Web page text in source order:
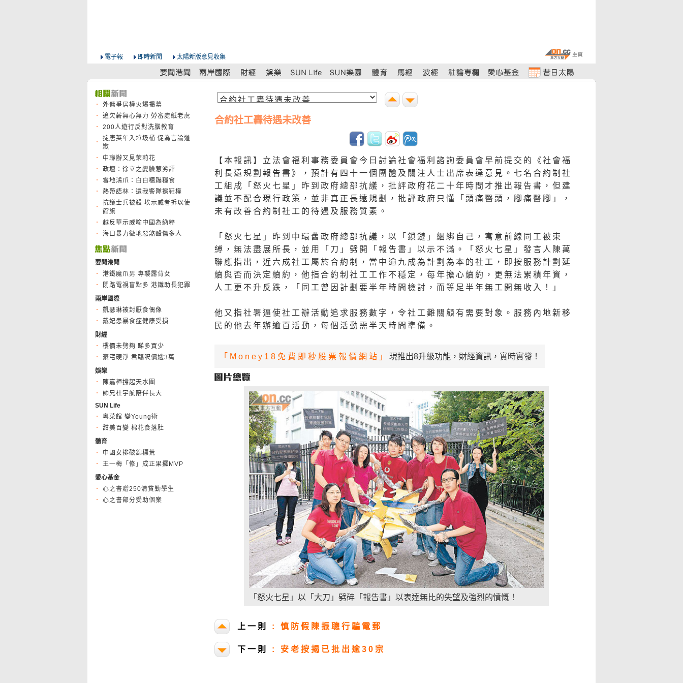
電子報 即時新聞 太陽新版意見收集
外傭爭居權火爆揭幕
追欠薪無心無力 勞審處紙老虎
200人遊行反對洗腦教育
掟唐英年入垃圾桶 促為言論道
歉
中聯辦又見茉莉花
政壇：徐立之變臉惹劣評
雪地鴻爪：白白糟蹋糧食
熱帶語林：還我警隊擦鞋權
抗議士兵被殺 埃示威者拆以使
館旗
越反華示威喻中國為納粹
海口暴力徵地惡煞毆傷多人
要聞港聞
港鐵魔爪男 專襲露背女
閉路電視盲點多 港鐵助長犯罪
兩岸國際
凱瑟琳被封厭食偶像
戴妃患暴食症健康受損
財經
樓價未劈夠 睇多買少
豪宅硬淨 君臨呎價逾3萬
娛樂
陳嘉桓撐起天水圍
師兄杜宇航陪伴長大
SUN Life
粵菜館 變Young術
甜美百變 棉花食落肚
體育
中國女排破錦標荒
王一梅「修」成正果攞MVP
愛心基金
心之書贈250清貧勤學生
心之書部分受助個案
合約社工轟待遇未改善
【本報訊】立法會福利事務委員會今日討論社會福利諮詢委員會早前提交的《社會福
利長遠規劃報告書》，預計有四十一個團體及關注人士出席表達意見。七名合約制社
工組成「怒火七星」昨到政府總部抗議，批評政府花二十年時間才推出報告書，但建
議並不配合現行政策，並非真正長遠規劃，批評政府只懂「頭痛醫頭，腳痛醫腳」，
未有改善合約制社工的待遇及服務質素。
「怒火七星」昨到中環舊政府總部抗議，以「鎖鏈」綑綁自己，寓意前線同工被束
縛，無法盡展所長，並用「刀」劈開「報告書」以示不滿。「怒火七星」發言人陳萬
聯應指出，近六成社工屬於合約制，當中逾九成為計劃為本的社工，即按服務計劃延
續與否而決定續約，他指合約制社工工作不穩定，每年擔心續約，更無法累積年資，
人工更不升反跌，「同工曾因計劃要半年時間檢討，而等足半年無工開無收入！」
他又指社署逼使社工辦活動追求服務數字，令社工難關顧有需要對象。服務內地新移
民的他去年辦逾百活動，每個活動需半天時間準備。
「Money18免費即秒股票報價網站」 現推出8升級功能，財經資訊，實時實發！
「怒火七星」以「大刀」劈碎「報告書」以表達無比的失望及強烈的憤慨！
上一則 : 慎防假陳振聰行騙電郵
下一則 : 安老按揭已批出逾30宗